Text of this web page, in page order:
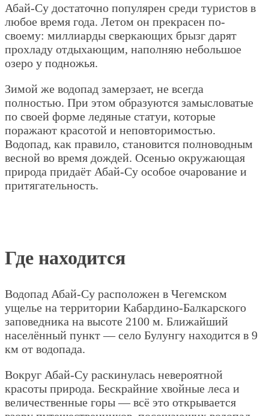
Абай-Су достаточно популярен среди туристов в
любое время года. Летом он прекрасен по-
своему: миллиарды сверкающих брызг дарят
прохладу отдыхающим, наполняю небольшое
озеро у подножья.
Зимой же водопад замерзает, не всегда
полностью. При этом образуются замысловатые
по своей форме ледяные статуи, которые
поражают красотой и неповторимостью.
Водопад, как правило, становится полноводным
весной во время дождей. Осенью окружающая
природа придаёт Абай-Су особое очарование и
притягательность.
Где находится
Водопад Абай-Су расположен в Чегемском
ущелье на территории Кабардино-Балкарского
заповедника на высоте 2100 м. Ближайший
населённый пункт — село Булунгу находится в 9
км от водопада.
Вокруг Абай-Су раскинулась невероятной
красоты природа. Бескрайние хвойные леса и
величественные горы — всё это открывается